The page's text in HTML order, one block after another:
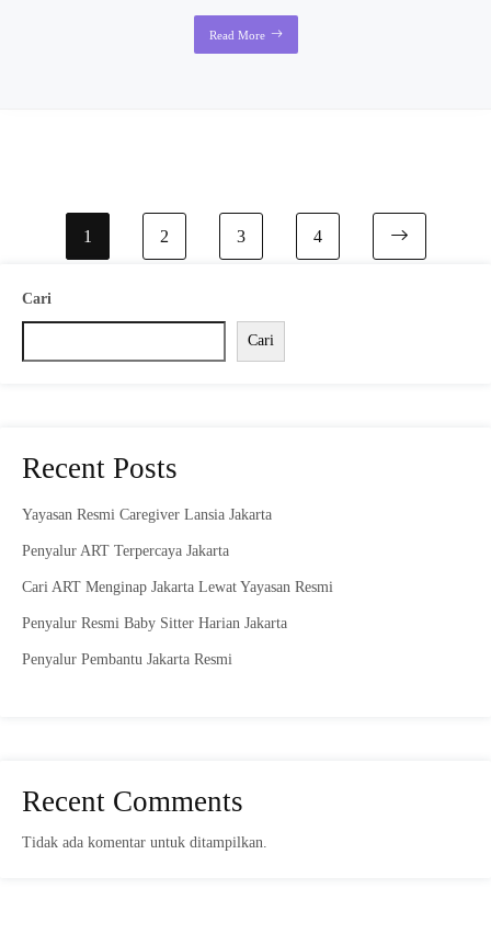
Read More
1 2 3 4
Cari
Cari
Recent Posts
Yayasan Resmi Caregiver Lansia Jakarta
Penyalur ART Terpercaya Jakarta
Cari ART Menginap Jakarta Lewat Yayasan Resmi
Penyalur Resmi Baby Sitter Harian Jakarta
Penyalur Pembantu Jakarta Resmi
Recent Comments
Tidak ada komentar untuk ditampilkan.